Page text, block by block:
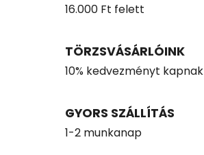
16.000 Ft felett
TÖRZSVÁSÁRLÓINK
10% kedvezményt kapnak
GYORS SZÁLLÍTÁS
1-2 munkanap